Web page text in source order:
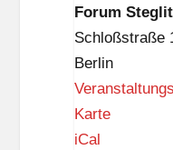
Forum
Schloßstraße
Berlin
KarteF
iCal